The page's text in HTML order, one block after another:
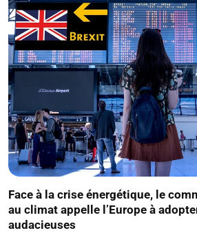
Face à la crise énergétique, le
au climat appelle l’Europe à
audacieuses